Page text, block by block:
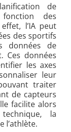
de
des
l’IA peut
des sportifs
données de
Ces données
les axes
leur
traiter
de capteurs
facilite alors
la
l’athlète.